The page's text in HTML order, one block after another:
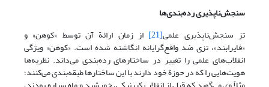
سنجش‌ناپذیری رده‌بندی‌ها
تز سنجش‌ناپذیری علمی[21] از زمان ارائة آن توسط «کوهن» و
«فایرابند»، تزی ضد واقع‌گرایانه انگاشته شده است. «کوهن» ویژگی
انقلاب‌های علمی را تغییر در ساختارهای رده‌بندی می‌داند. نظریه‌ها
هویت‌هایی را که در حوزة خود دارند با این ساختارها طبقه‌بندی می‌کنند؛